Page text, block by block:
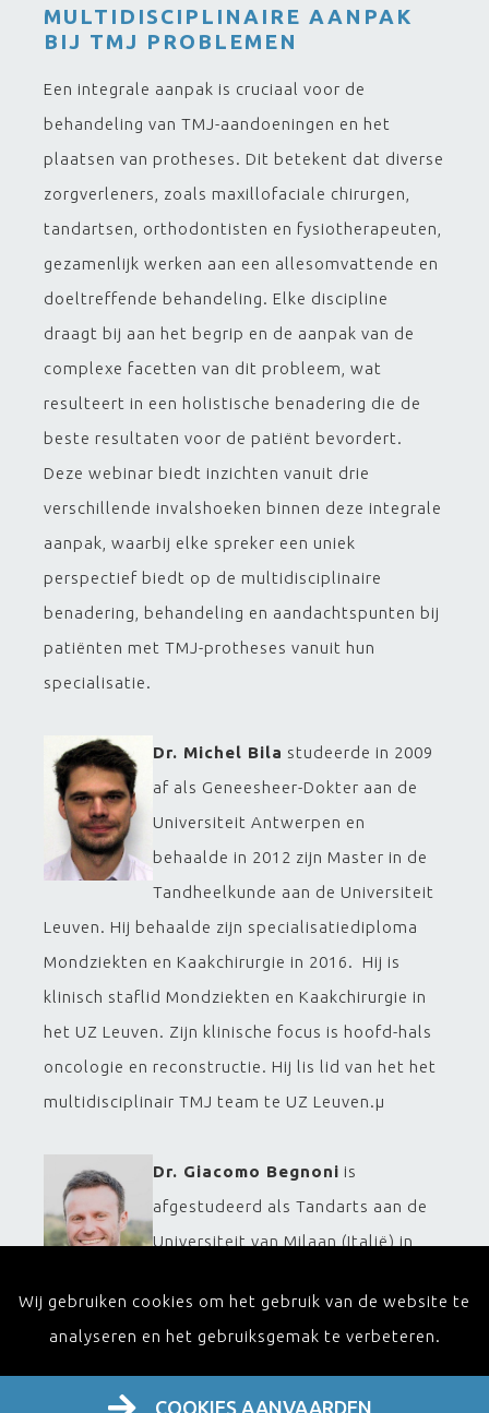
Wij gebruiken cookies om het gebruik van de website te
analyseren en het gebruiksgemak te verbeteren.
COOKIES AANVAARDEN
MULTIDISCIPLINAIRE AANPAK
BIJ TMJ PROBLEMEN
Een integrale aanpak is cruciaal voor de
behandeling van TMJ-aandoeningen en het
plaatsen van protheses. Dit betekent dat diverse
zorgverleners, zoals maxillofaciale chirurgen,
tandartsen, orthodontisten en fysiotherapeuten,
gezamenlijk werken aan een allesomvattende en
doeltreffende behandeling. Elke discipline
draagt bij aan het begrip en de aanpak van de
complexe facetten van dit probleem, wat
resulteert in een holistische benadering die de
beste resultaten voor de patiënt bevordert.
Deze webinar biedt inzichten vanuit drie
verschillende invalshoeken binnen deze integrale
aanpak, waarbij elke spreker een uniek
perspectief biedt op de multidisciplinaire
benadering, behandeling en aandachtspunten bij
patiënten met TMJ-protheses vanuit hun
specialisatie.
Dr. Michel Bila studeerde in 2009
af als Geneesheer-Dokter aan de
Universiteit Antwerpen en
behaalde in 2012 zijn Master in de
Tandheelkunde aan de Universiteit
Leuven. Hij behaalde zijn specialisatiediploma
Mondziekten en Kaakchirurgie in 2016. Hij is
klinisch staflid Mondziekten en Kaakchirurgie in
het UZ Leuven. Zijn klinische focus is hoofd-hals
oncologie en reconstructie. Hij lis lid van het het
multidisciplinair TMJ team te UZ Leuven.µ
Dr. Giacomo Begnoni is
afgestudeerd als Tandarts aan de
Universiteit van Milaan (Italië) in
specialisatie in orthodontie (2015),
doctoreerde hij in ‘Oral Sciences’ aan de afdeling
Humane Anatomie van dezelfde universiteit